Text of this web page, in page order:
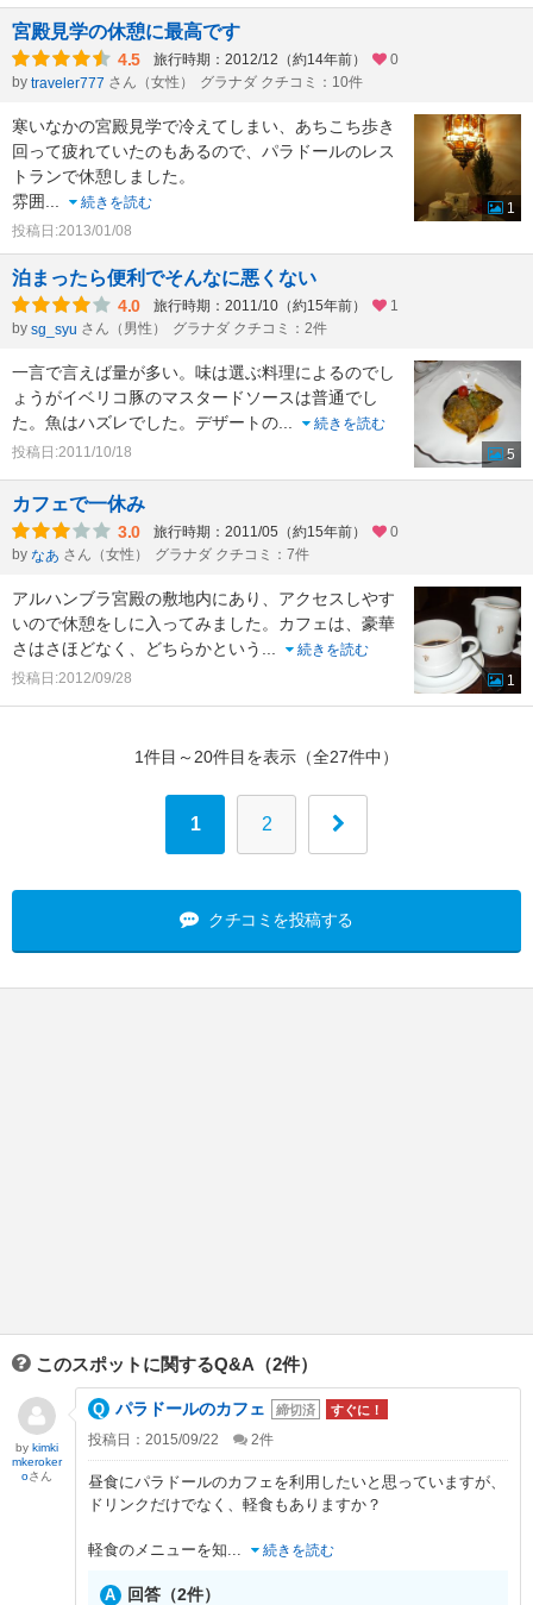
宮殿見学の休憩に最高です
4.5 旅行時期：2012/12（約14年前）
0
by traveler777 さん（女性） グラナダ クチコミ：10件
寒いなかの宮殿見学で冷えてしまい、あちこち歩き
回って疲れていたのもあるので、パラドールのレス
トランで休憩しました。
雰囲...
続きを読む
投稿日:2013/01/08
1
泊まったら便利でそんなに悪くない
4.0 旅行時期：2011/10（約15年前）
1
by sg_syu さん（男性） グラナダ クチコミ：2件
一言で言えば量が多い。味は選ぶ料理によるのでし
ょうがイベリコ豚のマスタードソースは普通でし
た。魚はハズレでした。デザートの...
続きを読む
投稿日:2011/10/18
5
カフェで一休み
3.0 旅行時期：2011/05（約15年前）
0
by なあ さん（女性） グラナダ クチコミ：7件
アルハンブラ宮殿の敷地内にあり、アクセスしやす
いので休憩をしに入ってみました。カフェは、豪華
さはさほどなく、どちらかという ...
続きを読む
投稿日:2012/09/28
1
1件目～20件目を表示（全27件中）
1 2
クチコミを投稿する
このスポットに関するQ&A（2件）
パラドールのカフェ 締切済 すぐに！
投稿日：2015/09/22 2件
昼食にパラドールのカフェを利用したいと思っていますが、
ドリンクだけでなく、軽食もありますか？
軽食のメニューを知 続きを読む
回答（2件）
bykimki
mkeroker
oさん